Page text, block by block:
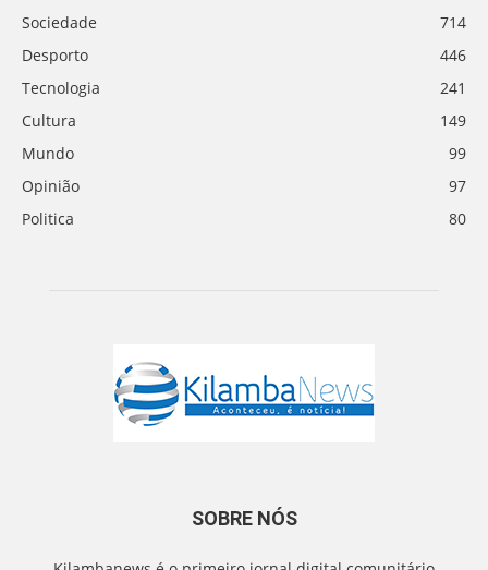
Sociedade
714
Desporto
446
Tecnologia
241
Cultura
149
Mundo
99
Opinião
97
Politica
80
SOBRE NÓS